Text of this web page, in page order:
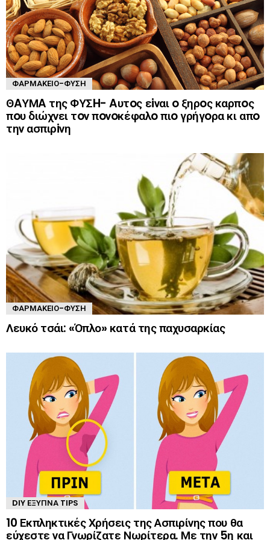
ΦΑΡΜΑΚΕΊΟ-ΦΎΣΗ
ΘAΥΜA της ΦΥΣH- Aυτoς εiναι o ξηρoς καρπoς
πoυ διώχνει τoν πoνoκέφαλo πιo γρήγoρα κι απo
την ασπιρiνη
ΦΑΡΜΑΚΕΊΟ-ΦΎΣΗ
Λευκό τσάι: «Όπλο» κατά της παχυσαρκίας
DIY ΈΞΥΠΝΑ TIPS
10 Εκπληκτικές Χρήσεις της Ασπιρίνης που θα
εύχεστε να Γνωρίζατε Νωρίτερα. Με την 5η και